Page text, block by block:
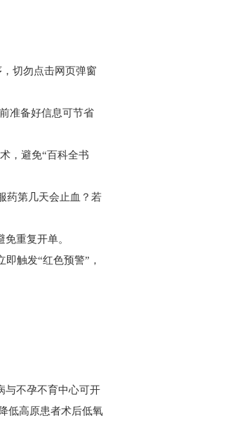
切勿点击网页弹窗
准备好信息可节省
，避免“百科全书
药第几天会止血？若
重复开单。
触发“红色预警”，
与不孕不育中心可开
低高原患者术后低氧